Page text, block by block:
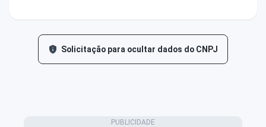
Solicitação para ocultar dados do CNPJ